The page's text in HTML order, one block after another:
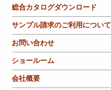
総合カタログダウンロード
サンプル請求のご利用について
お問い合わせ
ショールーム
会社概要